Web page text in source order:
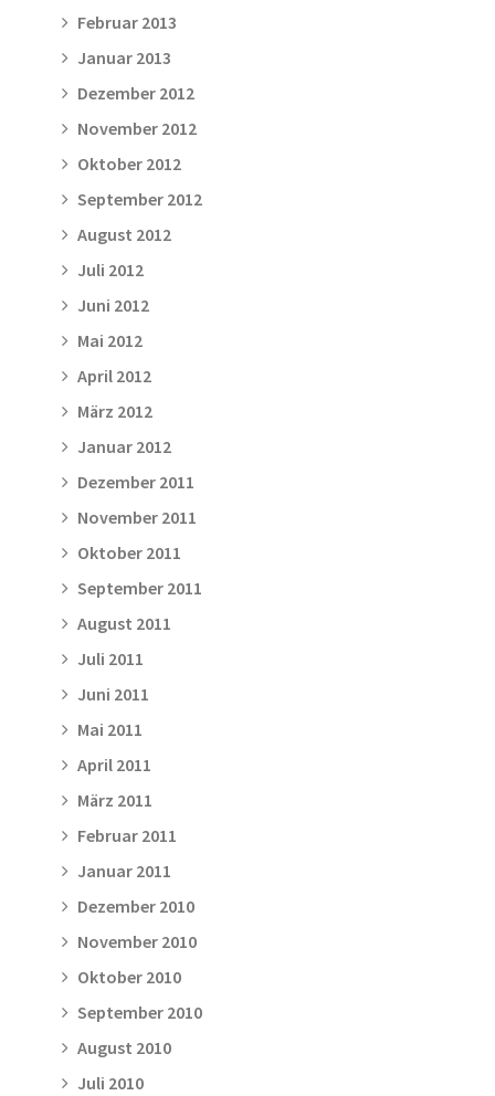
Februar 2013
Januar 2013
Dezember 2012
November 2012
Oktober 2012
September 2012
August 2012
Juli 2012
Juni 2012
Mai 2012
April 2012
März 2012
Januar 2012
Dezember 2011
November 2011
Oktober 2011
September 2011
August 2011
Juli 2011
Juni 2011
Mai 2011
April 2011
März 2011
Februar 2011
Januar 2011
Dezember 2010
November 2010
Oktober 2010
September 2010
August 2010
Juli 2010